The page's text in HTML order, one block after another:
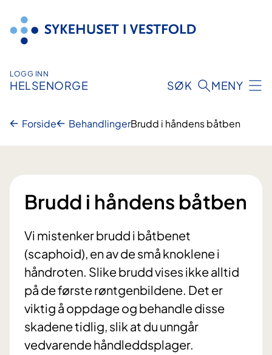
innhold
LOGG INN
HELSENORGE SØK MENY
Forside BehandlingerBrudd i håndens båtben
Brudd i håndens båtben
Vi mistenker brudd i båtbenet
(scaphoid), en av de små knoklene i
håndroten. Slike brudd vises ikke alltid
på de første røntgenbildene. Det er
viktig å oppdage og behandle disse
skadene tidlig, slik at du unngår
vedvarende håndleddsplager.